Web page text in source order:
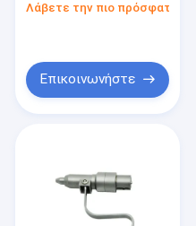
μεταφορά
Λάβετε την πιο πρόσφατη
Επικοινωνήστε